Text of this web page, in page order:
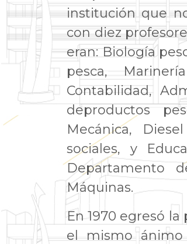
institución que
con diez
eran: Biología
pesca,
Contabilidad,
deproductos
Mecánica,
sociales, y
Departamento
Máquinas.
En 1970 egresó
el mismo